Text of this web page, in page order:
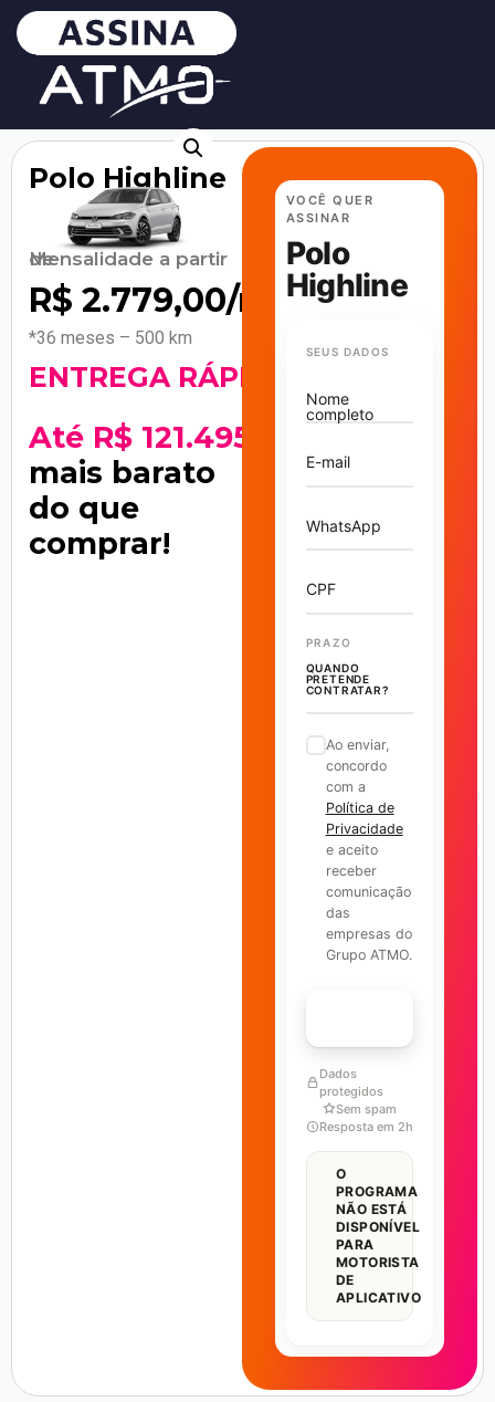
Polo Highline
Mensalidade a partir de
R$ 2.779,00/mês
*36 meses – 500 km
ENTREGA RÁPIDA
Até R$ 121.495
mais barato
do que
comprar!
VOCÊ QUER
ASSINAR
Polo
Highline
SEUS DADOS
Nome
completo
E-mail
WhatsApp
CPF
PRAZO
QUANDO
PRETENDE
CONTRATAR?
Ao enviar,
concordo
com a
Política de
Privacidade
e aceito
receber
comunicação
das
empresas do
Grupo ATMO.
Dados
protegidos
Sem spam
Resposta em 2h
O
PROGRAMA
NÃO ESTÁ
DISPONÍVEL
PARA
MOTORISTA
DE
APLICATIVO